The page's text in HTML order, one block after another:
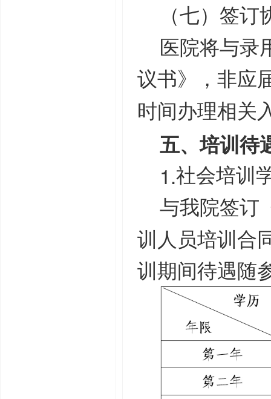
（七）签
医院将与录
议书》，非应
时间办理相关
五、培训待
1.社会培训
与我院签订
训人员培训合
训期间待遇随